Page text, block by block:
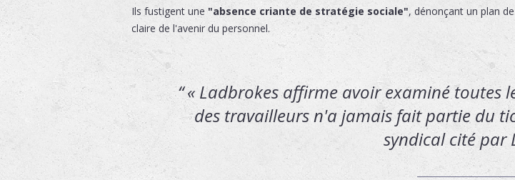
Ils fustigent une "absence criante de stratégie sociale", dénonçant un plan
claire de l'avenir du personnel.
« Ladbrokes affirme avoir examiné toutes
des travailleurs n'a jamais fait partie du
syndical cité par